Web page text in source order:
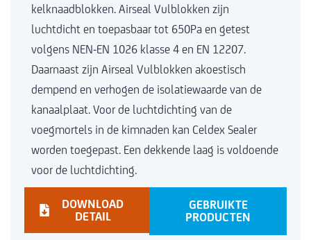
kelknaadblokken. Airseal Vulblokken zijn
luchtdicht en toepasbaar tot 650Pa en getest
volgens NEN-EN 1026 klasse 4 en EN 12207.
Daarnaast zijn Airseal Vulblokken akoestisch
dempend en verhogen de isolatiewaarde van de
kanaalplaat. Voor de luchtdichting van de
voegmortels in de kimnaden kan Celdex Sealer
worden toegepast. Een dekkende laag is voldoende
voor de luchtdichting.
DOWNLOAD
DETAIL
GEBRUIKTE
PRODUCTEN